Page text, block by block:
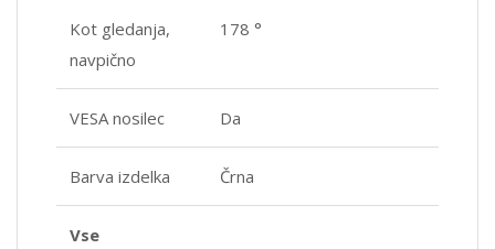
Kot gledanja,
navpično
178 °
VESA nosilec Da
Barva izdelka Črna
Vse